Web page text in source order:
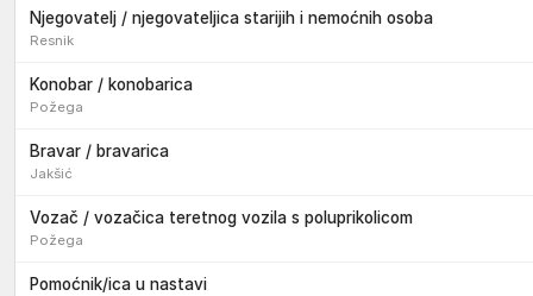
Njegovatelj / njegovateljica starijih i nemoćnih osoba
Resnik
Konobar / konobarica
Požega
Bravar / bravarica
Jakšić
Vozač / vozačica teretnog vozila s poluprikolicom
Požega
Pomoćnik/ica u nastavi